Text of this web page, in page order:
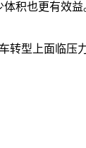
积也更有效益
转型上面临